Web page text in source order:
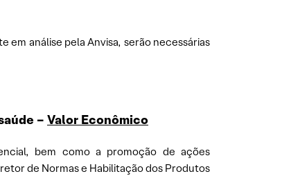
em análise pela Anvisa, serão necessárias
– Valor Econômico
bem como a promoção de ações
de Normas e Habilitação dos Produtos